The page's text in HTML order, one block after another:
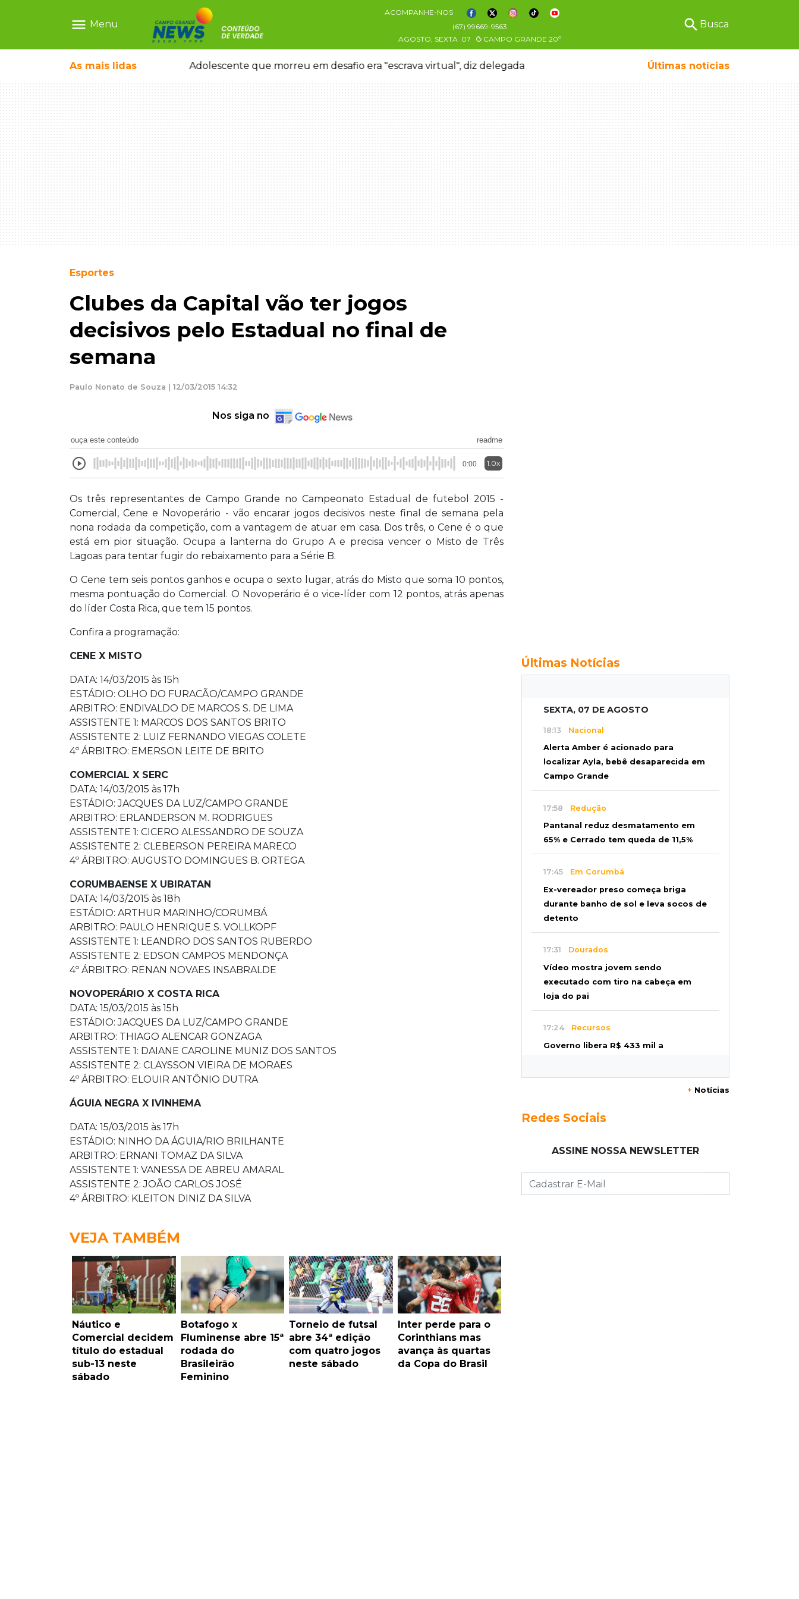
menu Menu
ACOMPANHE-NOS
(67) 99669-9563
AGOSTO, SEXTA 07 CAMPO GRANDE 20º
search Busca
As mais lidas
ganhar dia oficial em MS Adolescente que morreu em desafio era "escrava virtual", diz delegada Últimas notícias
Esportes
Clubes da Capital vão ter jogos
decisivos pelo Estadual no final de
semana
Paulo Nonato de Souza | 12/03/2015 14:32
Nos siga no
ouça este conteúdo readme
0:00 1.0x
Os três representantes de Campo Grande no Campeonato Estadual de futebol 2015 -
Comercial, Cene e Novoperário - vão encarar jogos decisivos neste final de semana pela
nona rodada da competição, com a vantagem de atuar em casa. Dos três, o Cene é o que
está em pior situação. Ocupa a lanterna do Grupo A e precisa vencer o Misto de Três
Lagoas para tentar fugir do rebaixamento para a Série B.
O Cene tem seis pontos ganhos e ocupa o sexto lugar, atrás do Misto que soma 10 pontos,
mesma pontuação do Comercial. O Novoperário é o vice-líder com 12 pontos, atrás apenas
do líder Costa Rica, que tem 15 pontos.
Confira a programação:
CENE X MISTO
DATA: 14/03/2015 às 15h
ESTÁDIO: OLHO DO FURACÃO/CAMPO GRANDE
ARBITRO: ENDIVALDO DE MARCOS S. DE LIMA
ASSISTENTE 1: MARCOS DOS SANTOS BRITO
ASSISTENTE 2: LUIZ FERNANDO VIEGAS COLETE
4º ÁRBITRO: EMERSON LEITE DE BRITO
COMERCIAL X SERC
DATA: 14/03/2015 às 17h
ESTÁDIO: JACQUES DA LUZ/CAMPO GRANDE
ARBITRO: ERLANDERSON M. RODRIGUES
ASSISTENTE 1: CICERO ALESSANDRO DE SOUZA
ASSISTENTE 2: CLEBERSON PEREIRA MARECO
4º ÁRBITRO: AUGUSTO DOMINGUES B. ORTEGA
CORUMBAENSE X UBIRATAN
DATA: 14/03/2015 às 18h
ESTÁDIO: ARTHUR MARINHO/CORUMBÁ
ARBITRO: PAULO HENRIQUE S. VOLLKOPF
ASSISTENTE 1: LEANDRO DOS SANTOS RUBERDO
ASSISTENTE 2: EDSON CAMPOS MENDONÇA
4º ÁRBITRO: RENAN NOVAES INSABRALDE
NOVOPERÁRIO X COSTA RICA
DATA: 15/03/2015 às 15h
ESTÁDIO: JACQUES DA LUZ/CAMPO GRANDE
ARBITRO: THIAGO ALENCAR GONZAGA
ASSISTENTE 1: DAIANE CAROLINE MUNIZ DOS SANTOS
ASSISTENTE 2: CLAYSSON VIEIRA DE MORAES
4º ÁRBITRO: ELOUIR ANTÔNIO DUTRA
ÁGUIA NEGRA X IVINHEMA
DATA: 15/03/2015 às 17h
ESTÁDIO: NINHO DA ÁGUIA/RIO BRILHANTE
ARBITRO: ERNANI TOMAZ DA SILVA
ASSISTENTE 1: VANESSA DE ABREU AMARAL
ASSISTENTE 2: JOÃO CARLOS JOSÉ
4º ÁRBITRO: KLEITON DINIZ DA SILVA
VEJA TAMBÉM
Náutico e
Comercial decidem
título do estadual
sub-13 neste
sábado
Botafogo x
Fluminense abre 15ª
rodada do
Brasileirão
Feminino
Torneio de futsal
abre 34ª edição
com quatro jogos
neste sábado
Inter perde para o
Corinthians mas
avança às quartas
da Copa do Brasil
Últimas Notícias
SEXTA, 07 DE AGOSTO
18:13 Nacional
Alerta Amber é acionado para
localizar Ayla, bebê desaparecida em
Campo Grande
17:58 Redução
Pantanal reduz desmatamento em
65% e Cerrado tem queda de 11,5%
17:45 Em Corumbá
Ex-vereador preso começa briga
durante banho de sol e leva socos de
detento
17:31 Dourados
Vídeo mostra jovem sendo
executado com tiro na cabeça em
loja do pai
17:24 Recursos
Governo libera R$ 433 mil a
Pai de bebê desaparecida vai à
Família pede justiça por eletricista
+ Notícias
Redes Sociais
ASSINE NOSSA NEWSLETTER